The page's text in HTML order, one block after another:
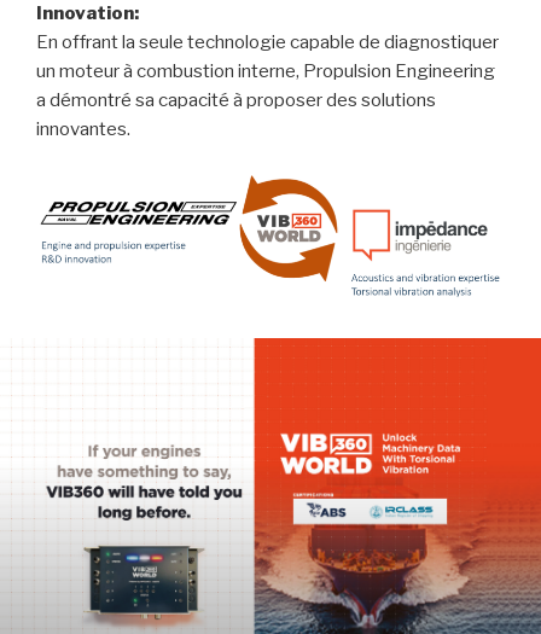
Innovation:
En offrant la seule technologie capable de diagnostiquer
un moteur à combustion interne, Propulsion Engineering
a démontré sa capacité à proposer des solutions
innovantes.